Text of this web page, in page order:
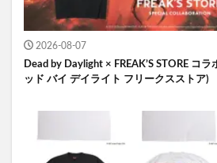
2026-08-07
Dead by Daylight × FREAK’S STORE コ
ッド バイ デイライト フリークスストア)